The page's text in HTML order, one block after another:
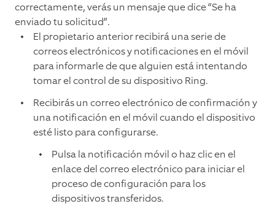
correctamente, verás un mensaje que dice “Se ha
enviado tu solicitud”.
El propietario anterior recibirá una serie de
correos electrónicos y notificaciones en el móvil
para informarle de que alguien está intentando
tomar el control de su dispositivo Ring.
Recibirás un correo electrónico de confirmación y
una notificación en el móvil cuando el dispositivo
esté listo para configurarse.
Pulsa la notificación móvil o haz clic en el
enlace del correo electrónico para iniciar el
proceso de configuración para los
dispositivos transferidos.